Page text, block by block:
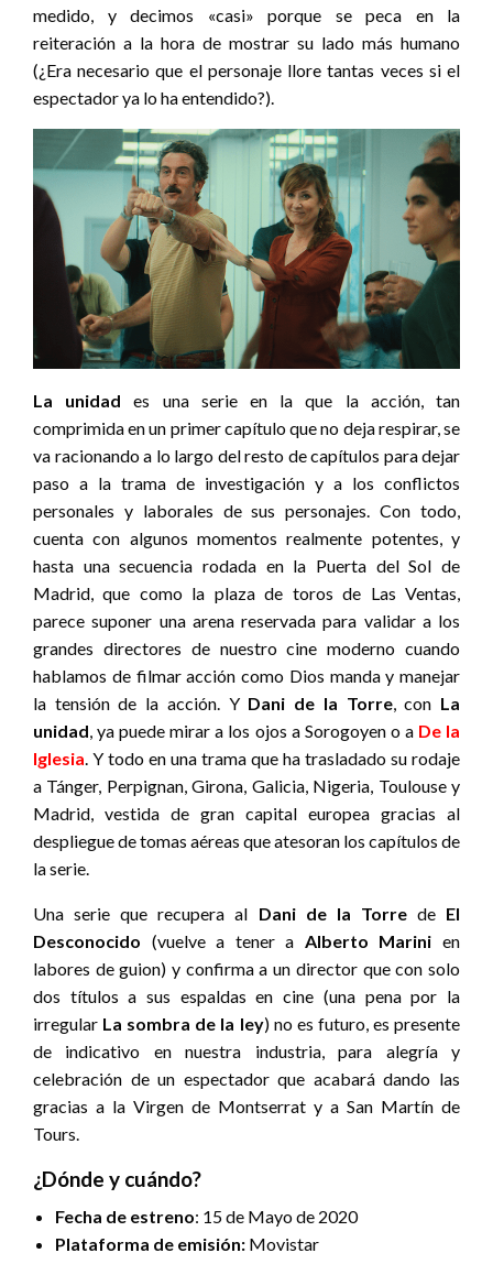
medido, y decimos «casi» porque se peca en la
reiteración a la hora de mostrar su lado más humano
(¿Era necesario que el personaje llore tantas veces si el
espectador ya lo ha entendido?).
La unidad es una serie en la que la acción, tan
comprimida en un primer capítulo que no deja respirar, se
va racionando a lo largo del resto de capítulos para dejar
paso a la trama de investigación y a los conflictos
personales y laborales de sus personajes. Con todo,
cuenta con algunos momentos realmente potentes, y
hasta una secuencia rodada en la Puerta del Sol de
Madrid, que como la plaza de toros de Las Ventas,
parece suponer una arena reservada para validar a los
grandes directores de nuestro cine moderno cuando
hablamos de filmar acción como Dios manda y manejar
la tensión de la acción. Y Dani de la Torre, con La
unidad, ya puede mirar a los ojos a Sorogoyen o a De la
Iglesia. Y todo en una trama que ha trasladado su rodaje
a Tánger, Perpignan, Girona, Galicia, Nigeria, Toulouse y
Madrid, vestida de gran capital europea gracias al
despliegue de tomas aéreas que atesoran los capítulos de
la serie.
Una serie que recupera al Dani de la Torrede El
Desconocido (vuelve a tener a Alberto Marini en
labores de guion) y confirma a un director que con solo
dos títulos a sus espaldas en cine (una pena por la
irregular La sombra de la ley) no es futuro, es presente
de indicativo en nuestra industria, para alegría y
celebración de un espectador que acabará dando las
gracias a la Virgen de Montserrat y a San Martín de
Tours.
¿Dónde y cuándo?
Fecha de estreno: 15 de Mayo de 2020
Plataforma de emisión: Movistar